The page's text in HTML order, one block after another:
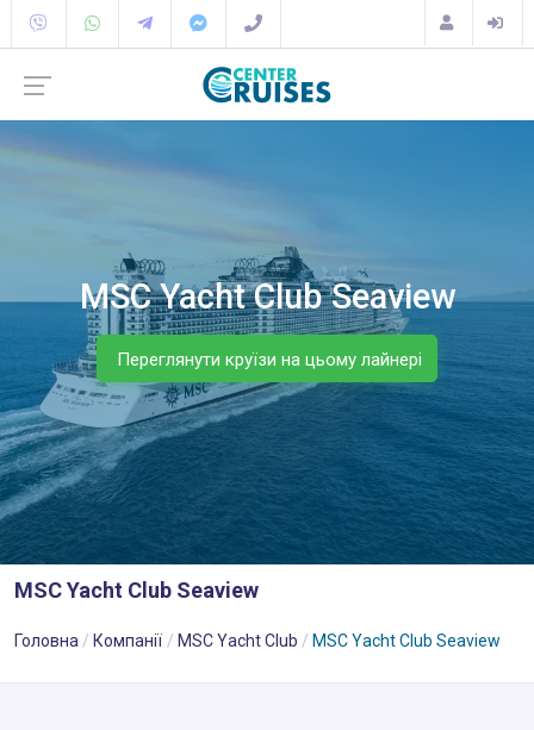
MSC Yacht Club Seaview
Переглянути круїзи на цьому лайнері
MSC Yacht Club Seaview
Головна Компанії MSC Yacht Club MSC Yacht Club Seaview